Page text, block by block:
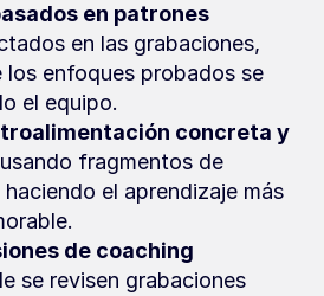
en patrones
en las grabaciones,
los enfoques probados se
el equipo.
concreta y
usando fragmentos de
haciendo el aprendizaje más
de coaching
se revisen grabaciones